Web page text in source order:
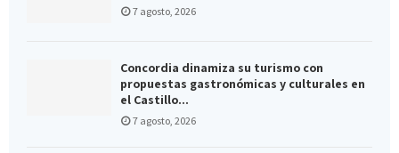
7 agosto, 2026
Concordia dinamiza su turismo con
propuestas gastronómicas y culturales en
el Castillo...
7 agosto, 2026